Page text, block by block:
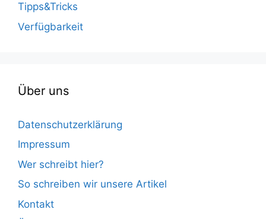
Tipps&Tricks
Verfügbarkeit
Über uns
Datenschutzerklärung
Impressum
Wer schreibt hier?
So schreiben wir unsere Artikel
Kontakt